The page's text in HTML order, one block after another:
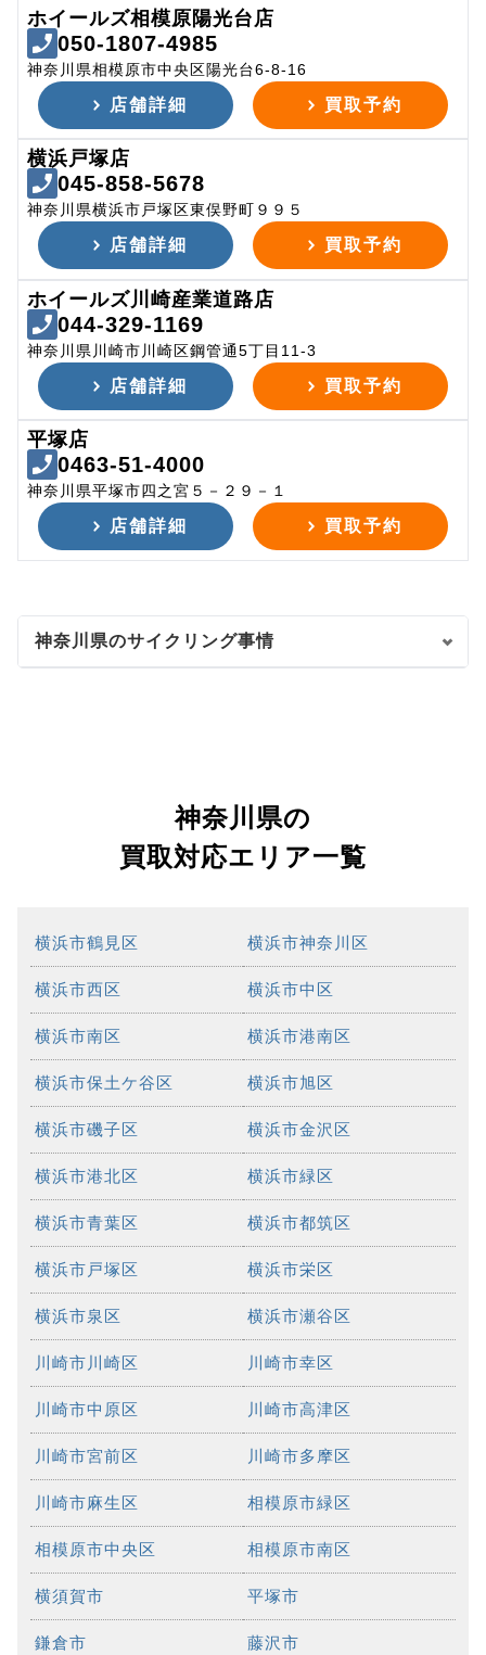
ホイールズ相模原陽光台店
050-1807-4985
神奈川県相模原市中央区陽光台6-8-16
店舗詳細 買取予約
横浜戸塚店
045-858-5678
神奈川県横浜市戸塚区東俣野町９９５
店舗詳細 買取予約
ホイールズ川崎産業道路店
044-329-1169
神奈川県川崎市川崎区鋼管通5丁目11-3
店舗詳細 買取予約
平塚店
0463-51-4000
神奈川県平塚市四之宮５－２９－１
店舗詳細 買取予約
神奈川県のサイクリング事情
神奈川県の
買取対応エリア一覧
横浜市鶴見区 横浜市神奈川区
横浜市西区 横浜市中区
横浜市南区 横浜市港南区
横浜市保土ケ谷区 横浜市旭区
横浜市磯子区 横浜市金沢区
横浜市港北区 横浜市緑区
横浜市青葉区 横浜市都筑区
横浜市戸塚区 横浜市栄区
横浜市泉区 横浜市瀬谷区
川崎市川崎区 川崎市幸区
川崎市中原区 川崎市高津区
川崎市宮前区 川崎市多摩区
川崎市麻生区 相模原市緑区
相模原市中央区 相模原市南区
横須賀市 平塚市
鎌倉市 藤沢市